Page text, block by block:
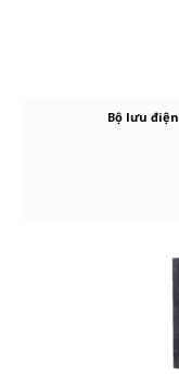
Bộ lưu điện